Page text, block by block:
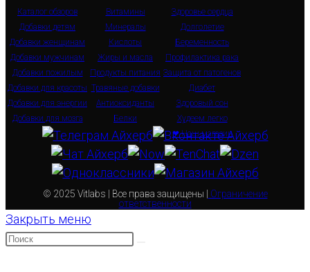
Каталог обзоров
Добавки детям
Добавки женщинам
Добавки мужчинам
Добавки пожилым
Добавки для красоты
Добавки для энергии
Добавки для мозга
Витамины
Минералы
Кислоты
Жиры и масла
Продукты питания
Травяные добавки
Антиоксиданты
Белки
Здоровье сердца
Долголетие
Беременность
Профилактика рака
Защита от патогенов
Диабет
Здоровый сон
Худеем легко
❤ Наш магазин
© 2025 Vitlabs | Все права защищены |
Ограничение
ответственности
Закрыть меню